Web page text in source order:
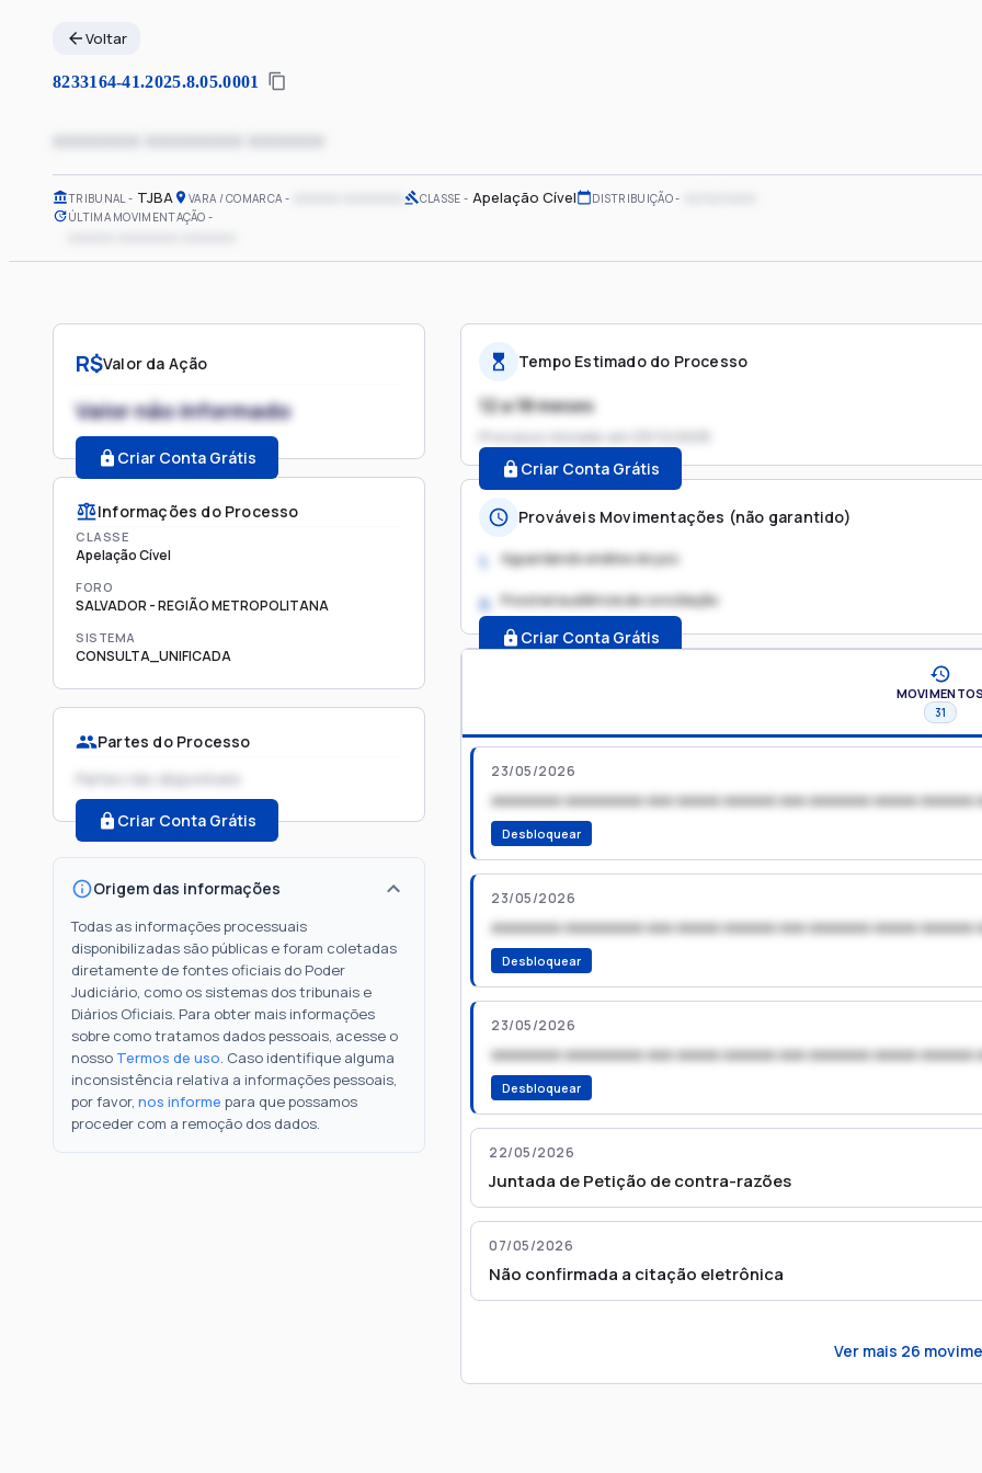
Voltar
8233164-41.2025.8.05.0001
xxxxxxxx xxxxxxxxx xxxxxxx
TRIBUNAL TJBA VARA / COMARCA CLASSE Apelação Cível DISTRIBUIÇÃO
ÚLTIMA MOVIMENTAÇÃO
R$Valor da Ação
Valor não informado
Criar Conta Grátis
Informações do Processo
CLASSE
Apelação Cível
FORO
SALVADOR - REGIÃO METROPOLITANA
SISTEMA
CONSULTA_UNIFICADA
Partes do Processo
Partes não disponíveis
Criar Conta Grátis
Origem das informações
Todas as informações processuais
disponibilizadas são públicas e foram coletadas
diretamente de fontes oficiais do Poder
Judiciário, como os sistemas dos tribunais e
Diários Oficiais. Para obter mais informações
sobre como tratamos dados pessoais, acesse o
nosso Termos de uso. Caso identifique alguma
inconsistência relativa a informações pessoais,
por favor, nos informe para que possamos
proceder com a remoção dos dados.
Tempo Estimado do Processo
12 a 18 meses
Processo iniciado em
Criar Conta Grátis
Prováveis Movimentações (não garantido)
1. Aguardando análise do juiz
2. Possível audiência de conciliação
Criar Conta Grátis
MOVIMENTOS
31
23/05/2026
xxxxxxxx xxxxxxxxx xxx xxxxx xxxxxx xxx xxxxxxx xxxxx xxxxxx
Desbloquear
23/05/2026
xxxxxxxx xxxxxxxxx xxx xxxxx xxxxxx xxx xxxxxxx xxxxx xxxxxx
Desbloquear
23/05/2026
xxxxxxxx xxxxxxxxx xxx xxxxx xxxxxx xxx xxxxxxx xxxxx xxxxxx
Desbloquear
22/05/2026
Juntada de Petição de contra-razões
07/05/2026
Não confirmada a citação eletrônica
Ver mais 26